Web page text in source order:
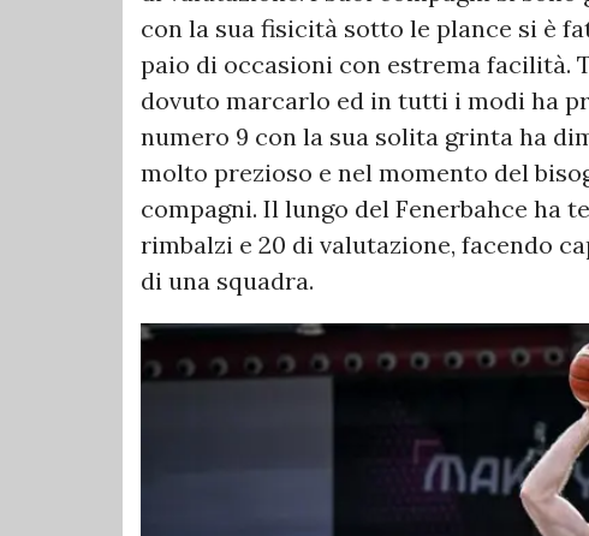
con la sua fisicità sotto le plance si è
paio di occasioni con estrema facilità.
dovuto marcarlo ed in tutti i modi ha
numero 9 con la sua solita grinta ha
molto prezioso e nel momento del
compagni. Il lungo del Fenerbahce ha
rimbalzi e 20 di valutazione, facendo
di una squadra.